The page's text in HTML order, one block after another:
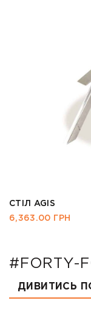
СТІЛ AGIS
6,363.00 ГРН
#FORTY-
ДИВИТИСЬ